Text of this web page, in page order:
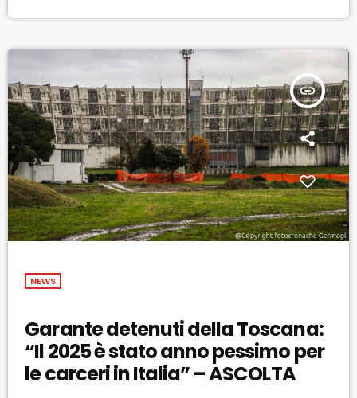
insert_link
NEWS
Garante detenuti della Toscana:
“Il 2025 è stato anno pessimo per
le carceri in Italia” – ASCOLTA